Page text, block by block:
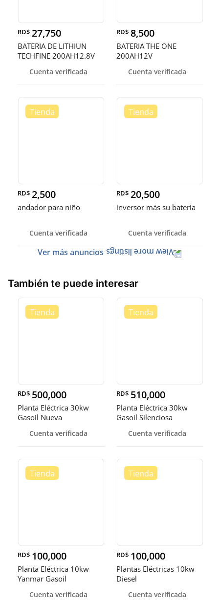
RD$ 27,750
BATERIA DE LITHIUN
TECHFINE 200AH12.8V
Cuenta verificada
RD$ 8,500
BATERIA THE ONE
200AH12V
Cuenta verificada
RD$ 2,500
andador para niño
Cuenta verificada
RD$ 20,500
inversor más su batería
Cuenta verificada
Ver más anuncios
También te puede interesar
RD$ 500,000
Planta Eléctrica 30kw
Gasoil Nueva
Cuenta verificada
RD$ 510,000
Planta Eléctrica 30kw
Gasoil Silenciosa
Cuenta verificada
RD$ 100,000
Planta Eléctrica 10kw
Yanmar Gasoil
Cuenta verificada
RD$ 100,000
Plantas Eléctricas 10kw
Diesel
Cuenta verificada